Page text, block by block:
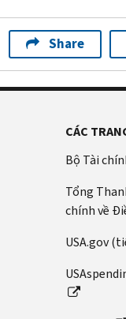
Share
CÁC
Bộ Tài
Tổng
chính về
USA.gov